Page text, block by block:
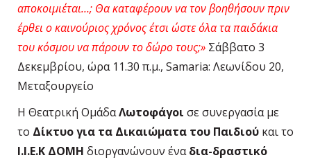
αποκοιμιέται…; Θα καταφέρουν να τον βοηθήσουνπριν
έρθει ο καινούριος χρόνος έτσι ώστε όλα τα παιδάκια
του κόσμου να πάρουν το δώρο τους;» Σάββατο 3
Δεκεμβρίου, ώρα 11.30 π.μ., Samaria: Λεωνίδου 20,
Μεταξουργείο
Η Θεατρική ΟμάδαΛωτοφάγοι σε συνεργασία με
το Δίκτυο για τα Δικαιώματα του Παιδιού και το
Ι.Ι.Ε.Κ ΔΟΜΗ διοργανώνουν έναδια-δραστικό